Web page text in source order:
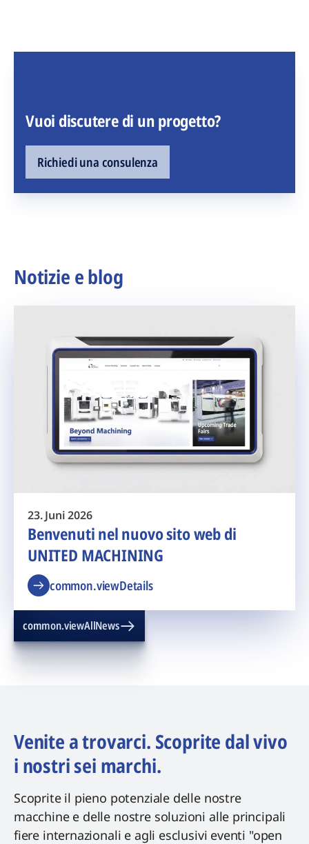
Vuoi discutere di un progetto?
Richiedi una consulenza
Notizie e blog
23. Juni 2026
Benvenuti nel nuovo sito web di
UNITED MACHINING
common.viewDetails
common.viewAllNews
Venite a trovarci. Scoprite dal vivo
i nostri sei marchi.
Scoprite il pieno potenziale delle nostre
macchine e delle nostre soluzioni alle principali
fiere internazionali e agli esclusivi eventi "open